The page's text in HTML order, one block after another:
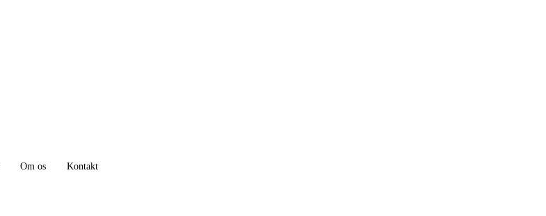
Om os Kontakt